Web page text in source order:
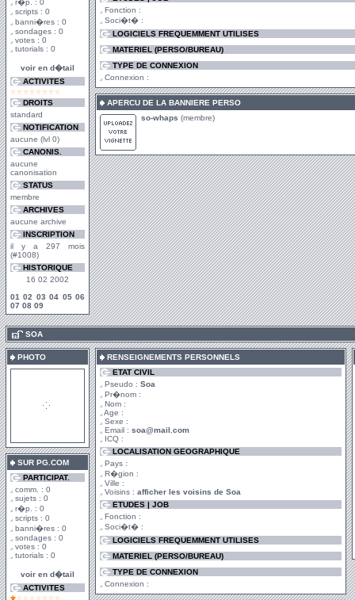
r�p. : 0
scripts : 0
banni�res : 0
sondages : 0
votes : 0
tutorials : 0
voir en d�tail
ACTIVITES
DROITS
standard
NOTIFICATION
aucune (lvl 0)
CANONIS.
aucune
canonisation
STATUS
membre
ARCHIVES
aucune archive
INSCRIPTION
il y a 297 mois
(#1008)
HISTORIQUE
16 02 2002
01 02 03 04 05 06
07 08 09
Fonction :
Soci�t� :
LOGICIELS FREQUEMMENT UTILISES
MATERIEL (PERSO/BUREAU)
TYPE DE CONNEXION
Connexion :
APERCU DE LA BANNIERE PERSO
so-whaps (membre)
SOA
PHOTO
SUR PG.COM
PARTICIPAT.
comm. : 0
sujets : 0
r�p. : 0
scripts : 0
banni�res : 0
sondages : 0
votes : 0
tutorials : 0
voir en d�tail
ACTIVITES
RENSEIGNEMENTS PERSONNELS
ETAT CIVIL
Pseudo : Soa
Pr�nom :
Nom :
Age :
Sexe :
Email : soa@mail.com
ICQ :
LOCALISATION GEOGRAPHIQUE
Pays :
R�gion :
Ville :
Voisins : afficher les voisins de Soa
ETUDES | JOB
Fonction :
Soci�t� :
LOGICIELS FREQUEMMENT UTILISES
MATERIEL (PERSO/BUREAU)
TYPE DE CONNEXION
Connexion :